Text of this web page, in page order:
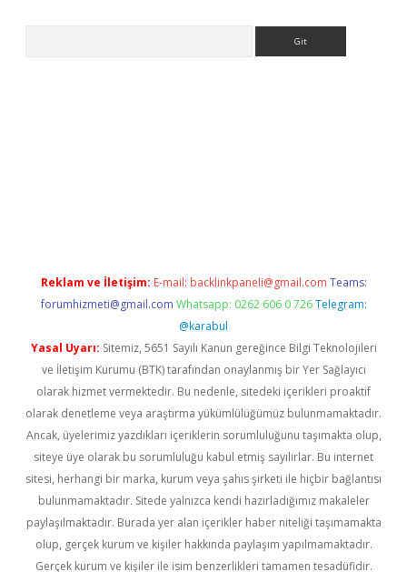
Reklam ve İletişim: E-mail: backlinkpaneli@gmail.com Teams:
forumhizmeti@gmail.com Whatsapp: 0262 606 0 726 Telegram:
@karabul
Yasal Uyarı: Sitemiz, 5651 Sayılı Kanun gereğince Bilgi Teknolojileri
ve İletişim Kurumu (BTK) tarafından onaylanmış bir Yer Sağlayıcı
olarak hizmet vermektedir. Bu nedenle, sitedeki içerikleri proaktif
olarak denetleme veya araştırma yükümlülüğümüz bulunmamaktadır.
Ancak, üyelerimiz yazdıkları içeriklerin sorumluluğunu taşımakta olup,
siteye üye olarak bu sorumluluğu kabul etmiş sayılırlar. Bu internet
sitesi, herhangi bir marka, kurum veya şahıs şirketi ile hiçbir bağlantısı
bulunmamaktadır. Sitede yalnızca kendi hazırladığımız makaleler
paylaşılmaktadır. Burada yer alan içerikler haber niteliği taşımamakta
olup, gerçek kurum ve kişiler hakkında paylaşım yapılmamaktadır.
Gerçek kurum ve kişiler ile isim benzerlikleri tamamen tesadüfidir.